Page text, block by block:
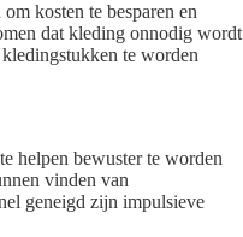
kosten te besparen en
dat kleding onnodig wordt
te worden
helpen bewuster te worden
vinden van
geneigd zijn impulsieve